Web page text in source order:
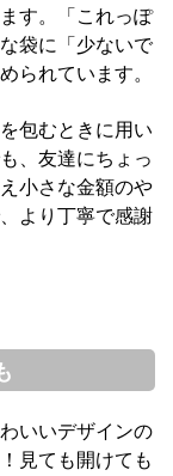
す。「これっぽ
袋に「少ないで
られています。
包むときに用い
、友達にちょっ
小さな金額のや
より丁寧で感謝
いいデザインの
見ても開けても